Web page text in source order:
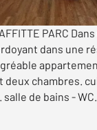
PARC
dans une
deux chambres.
salle de bains -